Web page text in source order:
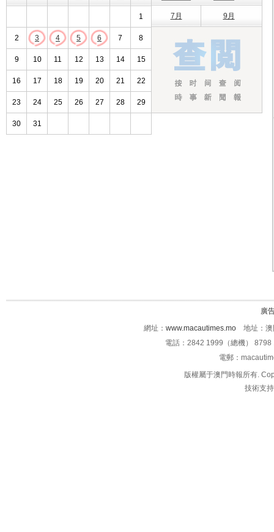
1
2 3 4 5 6 7 8
9 10 11 12 13 14 15
16 17 18 19 20 21 22
23 24 25 26 27 28 29
30 31
7月 9月
廣
網址： www.macautimes.mo 地址：澳
電話：2842 1999（總機）
電郵：
版權屬于澳門時報所有.
技術支